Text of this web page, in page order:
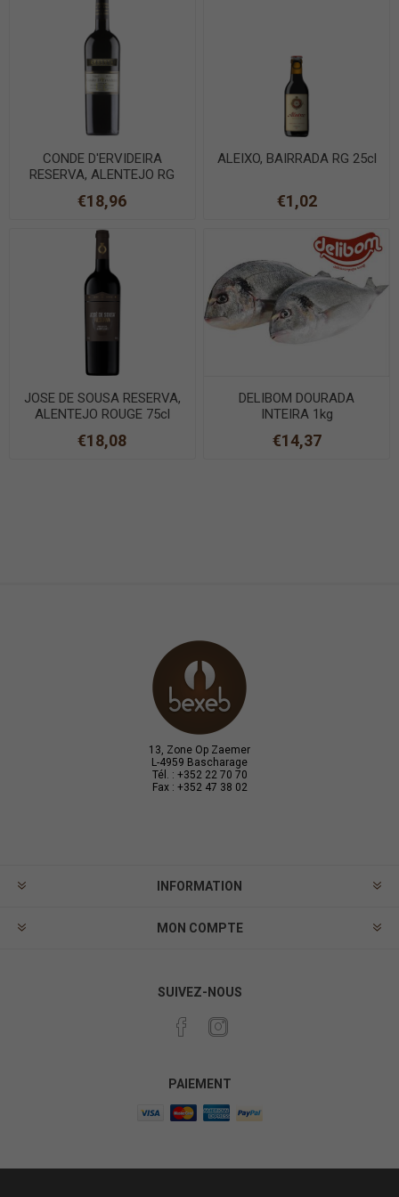
CONDE D'ERVIDEIRA
RESERVA, ALENTEJO RG
€18,96
ALEIXO, BAIRRADA RG 25cl
€1,02
JOSE DE SOUSA RESERVA,
ALENTEJO ROUGE 75cl
€18,08
DELIBOM DOURADA
INTEIRA 1kg
€14,37
13, Zone Op Zaemer
L-4959 Bascharage
Tél. : +352 22 70 70
Fax : +352 47 38 02
INFORMATION
MON COMPTE
SUIVEZ-NOUS
PAIEMENT